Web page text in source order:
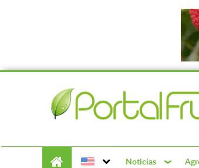
Noticias